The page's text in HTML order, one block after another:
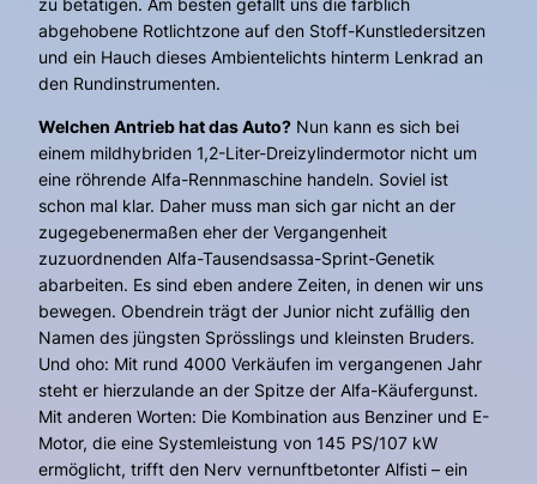
zu betätigen. Am besten gefällt uns die farblich
abgehobene Rotlichtzone auf den Stoff-Kunstledersitzen
und ein Hauch dieses Ambientelichts hinterm Lenkrad an
den Rundinstrumenten.
Welchen Antrieb hat das Auto? Nun kann es sich bei
einem mildhybriden 1,2-Liter-Dreizylindermotor nicht um
eine röhrende Alfa-Rennmaschine handeln. Soviel ist
schon mal klar. Daher muss man sich gar nicht an der
zugegebenermaßen eher der Vergangenheit
zuzuordnenden Alfa-Tausendsassa-Sprint-Genetik
abarbeiten. Es sind eben andere Zeiten, in denen wir uns
bewegen. Obendrein trägt der Junior nicht zufällig den
Namen des jüngsten Sprösslings und kleinsten Bruders.
Und oho: Mit rund 4000 Verkäufen im vergangenen Jahr
steht er hierzulande an der Spitze der Alfa-Käufergunst.
Mit anderen Worten: Die Kombination aus Benziner und E-
Motor, die eine Systemleistung von 145 PS/107 kW
ermöglicht, trifft den Nerv vernunftbetonter Alfisti – ein